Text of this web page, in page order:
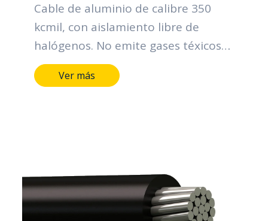
Cable de aluminio de calibre 350
kcmil, con aislamiento libre de
halógenos. No emite gases téxicos
en caso de incendio.
Ver más